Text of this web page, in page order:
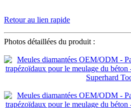
Retour au lien rapide
Photos détaillées du produit :